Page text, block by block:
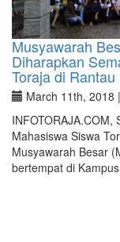
Musyawarah
Diharapkan
Toraja di Rantau
March 11th, 2018 |
INFOTORAJA.COM,
Mahasiswa Siswa
Musyawarah Besar
bertempat di